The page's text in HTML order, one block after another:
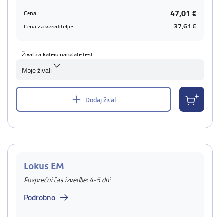
Cena: 47,01 €
Cena za vzreditelje: 37,61 €
Žival za katero naročate test
Moje živali
Dodaj žival
Lokus EM
Povprečni čas izvedbe: 4-5 dni
Podrobno